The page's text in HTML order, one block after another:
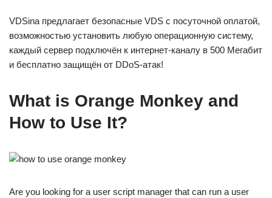
VDSina предлагает безопасные VDS с посуточной оплатой,
возможностью установить любую операционную систему,
каждый сервер подключён к интернет-каналу в 500 Мегабит
и бесплатно защищён от DDoS-атак!
What is Orange Monkey and
How to Use It?
Are you looking for a user script manager that can run a user